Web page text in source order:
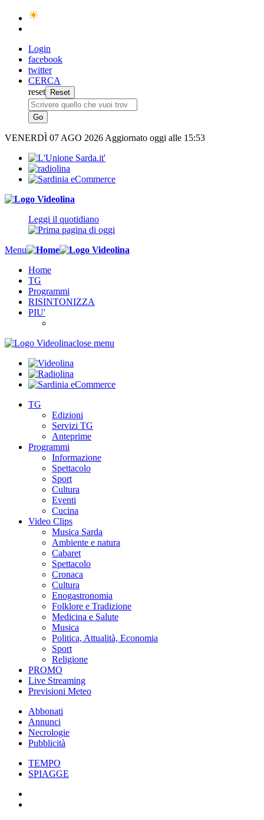
Login
facebook
twitter
CERCA
reset
VENERDÌ 07 AGO 2026 Aggiornato oggi alle 15:53
Leggi il quotidiano
Menu
Home
TG
Programmi
RISINTONIZZA
PIU'
close menu
TG
Edizioni
Servizi TG
Anteprime
Programmi
Informazione
Spettacolo
Sport
Cultura
Eventi
Cucina
Video Clips
Musica Sarda
Ambiente e natura
Cabaret
Spettacolo
Cronaca
Cultura
Enogastronomia
Folklore e Tradizione
Medicina e Salute
Musica
Politica, Attualità, Economia
Sport
Religione
PROMO
Live Streaming
Previsioni Meteo
Abbonati
Annunci
Necrologie
Pubblicità
TEMPO
SPIAGGE